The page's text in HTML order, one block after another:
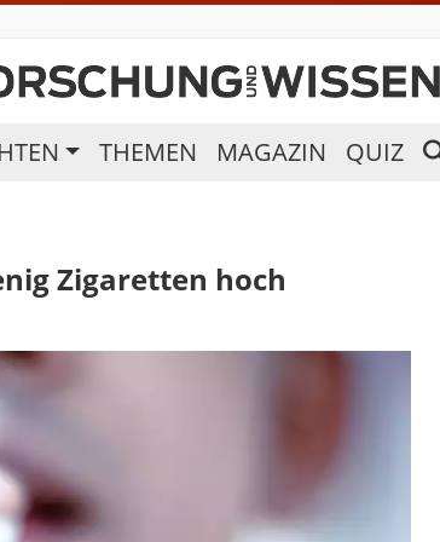
THEMEN MAGAZIN QUIZ
Zigaretten hoch